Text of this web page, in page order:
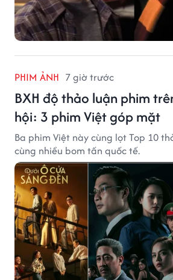
PHIM ẢNH 7 giờ trước
BXH độ thảo luận phim
hội: 3 phim Việt góp mặt
Ba phim Việt này cùng lọt Top 10
cùng nhiều bom tấn quốc tế.